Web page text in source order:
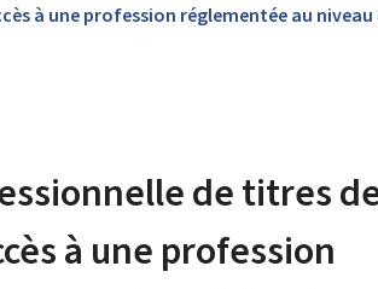
à une profession réglementée au niveau
de titres
à une profession